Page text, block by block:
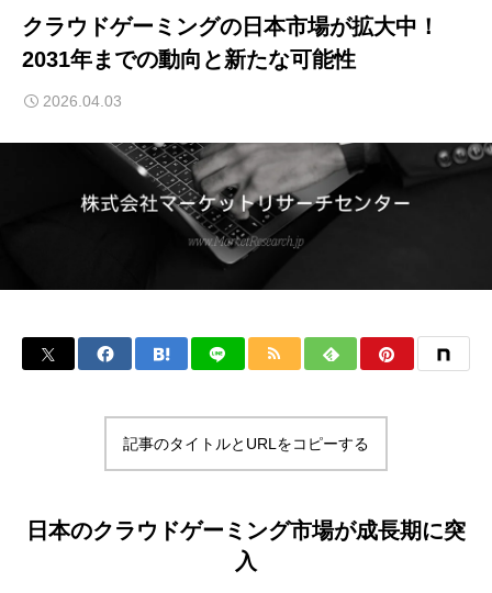
クラウドゲーミングの日本市場が拡大中！
2031年までの動向と新たな可能性
2026.04.03
記事のタイトルとURLをコピーする
日本のクラウドゲーミング市場が成長期に突
入